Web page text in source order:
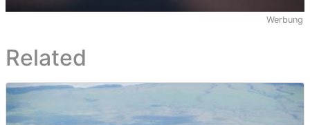
Werbung
Related